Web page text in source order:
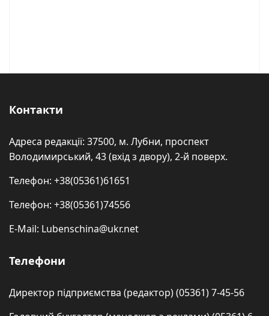
Контакти
Адреса редакції: 37500, м. Лубни, проспект
Володимирський, 43 (вхід з двору), 2-й поверх.
Телефон: +38(05361)61651
Телефон: +38(05361)74556
E-Mail: Lubenschina@ukr.net
Телефони
Директор підприємства (редактор) (05361) 7-45-56